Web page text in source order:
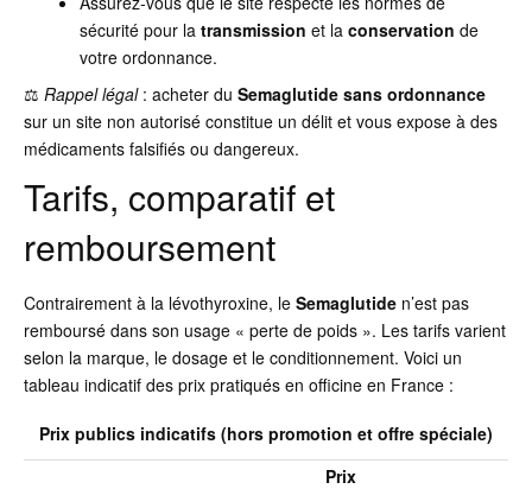
sécurité pour la transmission et la conservation de
votre ordonnance.
⚖️ Rappel légal: acheter du Semaglutide sans ordonnance
sur un site non autorisé constitue un délit et vous expose à des
médicaments falsifiés ou dangereux.
Tarifs, comparatif et
remboursement
Contrairement à la lévothyroxine, le Semaglutide n’est pas
remboursé dans son usage « perte de poids ». Les tarifs varient
selon la marque, le dosage et le conditionnement. Voici un
tableau indicatif des prix pratiqués en officine en France :
Prix publics indicatifs (hors promotion et offre spéciale)
Prix